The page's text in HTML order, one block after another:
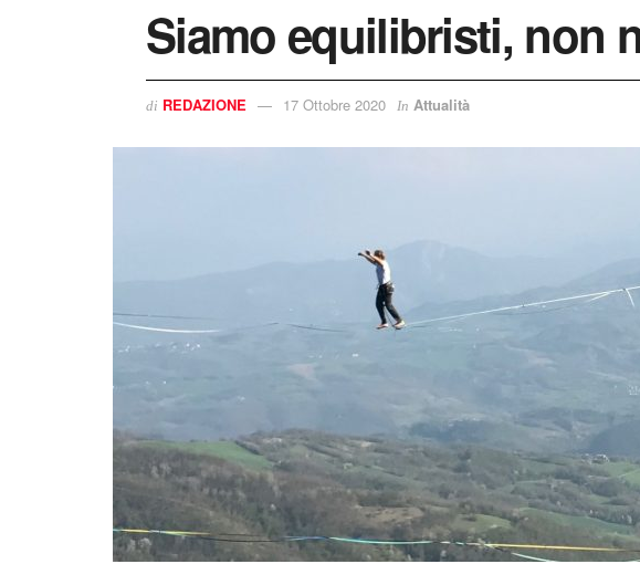
Siamo equilibristi, non
di REDAZIONE 17 Ottobre 2020 In Attualità